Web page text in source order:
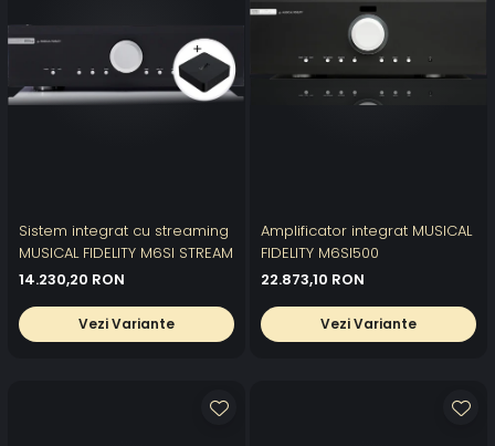
Sistem integrat cu streaming
MUSICAL FIDELITY M6SI STREAM
14.230,20 RON
Vezi Variante
Amplificator integrat MUSICAL
FIDELITY M6SI500
22.873,10 RON
Vezi Variante